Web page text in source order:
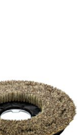
produits nettoyants